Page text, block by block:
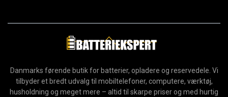
Danmarks førende butik for batterier, opladere og reservedele. Vi
tilbyder et bredt udvalg til mobiltelefoner, computere, værktøj,
husholdning og meget mere – altid til skarpe priser og med hurtig